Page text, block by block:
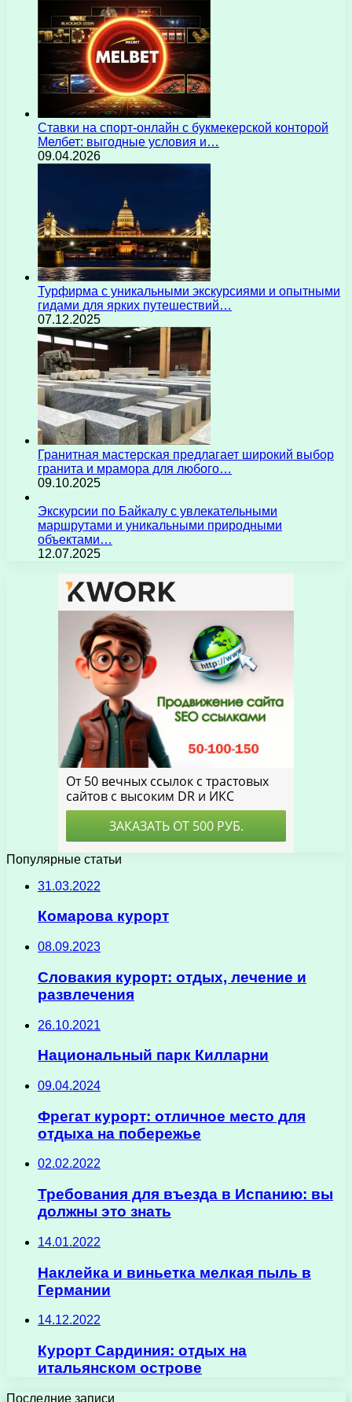
Ставки на спорт-онлайн с букмекерской конторой
Мелбет: выгодные условия и…
09.04.2026
Турфирма с уникальными экскурсиями и опытными
гидами для ярких путешествий…
07.12.2025
Гранитная мастерская предлагает широкий выбор
гранита и мрамора для любого…
09.10.2025
Экскурсии по Байкалу с увлекательными
маршрутами и уникальными природными
объектами…
12.07.2025
Популярные статьи
31.03.2022
Комарова курорт
08.09.2023
Словакия курорт: отдых, лечение и
развлечения
26.10.2021
Национальный парк Килларни
09.04.2024
Фрегат курорт: отличное место для
отдыха на побережье
02.02.2022
Требования для въезда в Испанию: вы
должны это знать
14.01.2022
Наклейка и виньетка мелкая пыль в
Германии
14.12.2022
Курорт Сардиния: отдых на
итальянском острове
Последние записи